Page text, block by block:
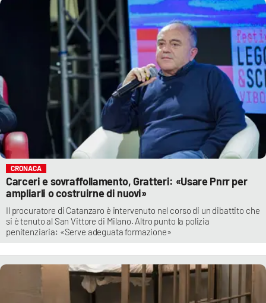
CRONACA
Carceri e sovraffollamento, Gratteri: «Usare Pnrr per
ampliarli o costruirne di nuovi»
Il procuratore di Catanzaro è intervenuto nel corso di un dibattito che
si è tenuto al San Vittore di Milano. Altro punto la polizia
penitenziaria: «Serve adeguata formazione»